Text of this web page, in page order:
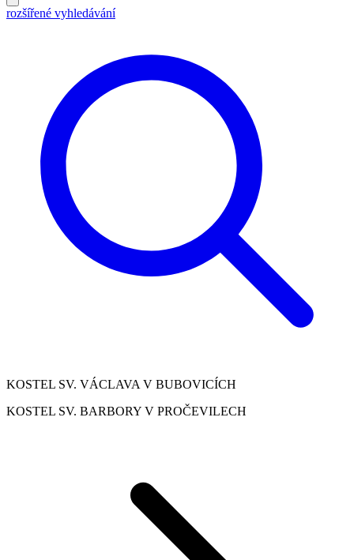
rozšířené vyhledávání
KOSTEL SV. VÁCLAVA V BUBOVICÍCH
KOSTEL SV. BARBORY V PROČEVILECH